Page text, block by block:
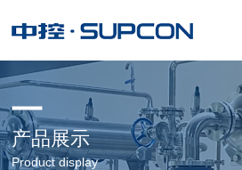
产品展示
Product display